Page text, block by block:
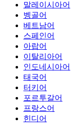
말레이시아어
벵골어
베트남어
스페인어
아랍어
이탈리아어
인도네시아어
태국어
터키어
포르투갈어
프랑스어
힌디어